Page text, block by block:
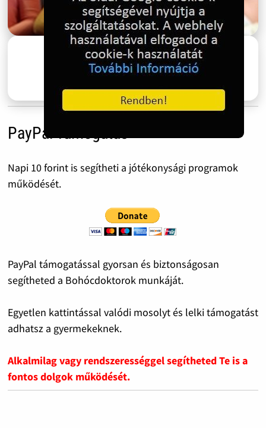
PayPal Támogatás
Napi 10 forint is segítheti a jótékonysági programok
működését.
PayPal támogatással gyorsan és biztonságosan
segítheted a Bohócdoktorok munkáját.
Egyetlen kattintással valódi mosolyt és lelki támogatást
adhatsz a gyermekeknek.
Alkalmilag vagy rendszerességgel segítheted Te is a
fontos dolgok működését.